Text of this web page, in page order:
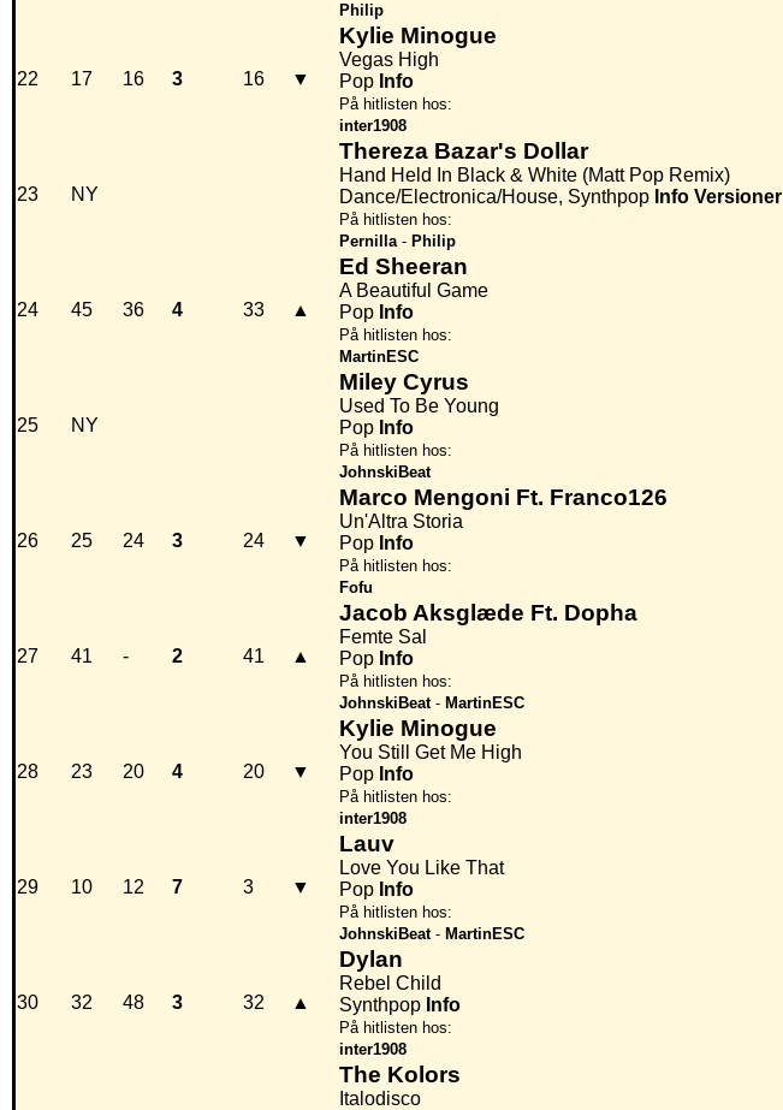
Philip
22 17 16 3 16 ▼
Kylie Minogue
Vegas High
Pop Info
På hitlisten hos:
inter1908
23 NY
Thereza Bazar's Dollar
Hand Held In Black & White (Matt Pop Remix)
Dance/Electronica/House, Synthpop Info Versioner
På hitlisten hos:
Pernilla- Philip
24 45 36 4 33 ▲
Ed Sheeran
A Beautiful Game
Pop Info
På hitlisten hos:
MartinESC
25 NY
Miley Cyrus
Used To Be Young
Pop Info
På hitlisten hos:
JohnskiBeat
26 25 24 3 24 ▼
Marco Mengoni Ft. Franco126
Un'Altra Storia
Pop Info
På hitlisten hos:
Fofu
27 41 - 2 41 ▲
Jacob Aksglæde Ft. Dopha
Femte Sal
Pop Info
På hitlisten hos:
JohnskiBeat- MartinESC
28 23 20 4 20 ▼
Kylie Minogue
You Still Get Me High
Pop Info
På hitlisten hos:
inter1908
29 10 12 7 3 ▼
Lauv
Love You Like That
Pop Info
På hitlisten hos:
JohnskiBeat- MartinESC
30 32 48 3 32 ▲
Dylan
Rebel Child
Synthpop Info
På hitlisten hos:
inter1908
The Kolors
Italodisco